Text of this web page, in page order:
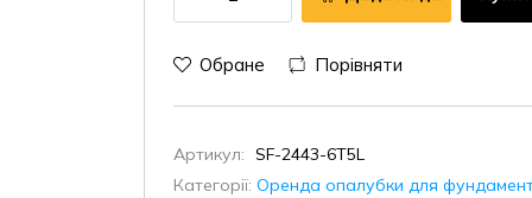
Обране Порівняти
Артикул: SF-2443-6T5L
Категорії: Оренда опалубки для